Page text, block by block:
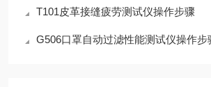
T101皮革接缝疲劳测试仪操作步骤
G506口罩自动过滤性能测试仪操作步